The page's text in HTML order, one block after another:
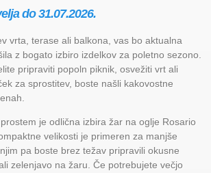
do 31.07.2026.
vrta, terase ali balkona, vas bo aktualna
z bogato izbiro izdelkov za poletno sezono.
pripraviti popoln piknik, osvežiti vrt ali
za sprostitev, boste našli kakovostne
je odlična izbira žar na oglje Rosario
velikosti je primeren za manjše
pa boste brez težav pripravili okusne
zelenjavo na žaru. Če potrebujete večjo